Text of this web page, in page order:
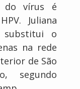
do vírus é
Juliana
o
na rede
de São
segundo